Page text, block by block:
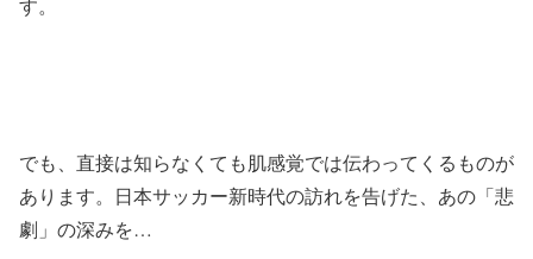
す。
でも、直接は知らなくても肌感覚では伝わってくるものが
あります。日本サッカー新時代の訪れを告げた、あの「悲
劇」の深みを…